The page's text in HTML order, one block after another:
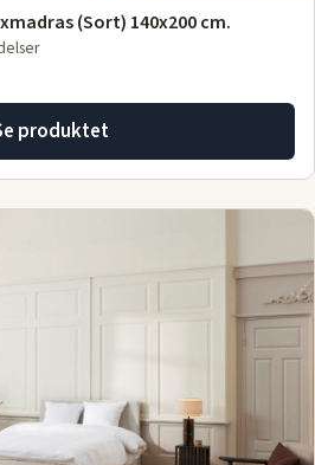
(Sort) 140x200 cm.
produktet